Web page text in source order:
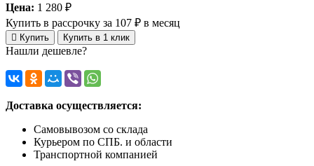
Цена: 1 280 ₽
Купить в рассрочку за 107 ₽ в месяц
Купить Купить в 1 клик
Нашли дешевле?
Доставка осуществляется:
Самовывозом со склада
Курьером по СПБ. и области
Транспортной компанией